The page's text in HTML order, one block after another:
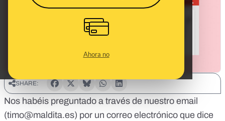
Ahora no
SHARE:
Nos habéis preguntado a través de nuestro email
(timo@maldita.es) por un correo electrónico que dice